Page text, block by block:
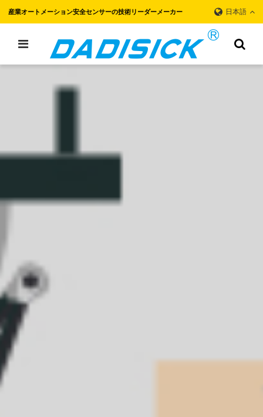
産業オートメーション安全センサーの技術リーダーメーカー 日本語